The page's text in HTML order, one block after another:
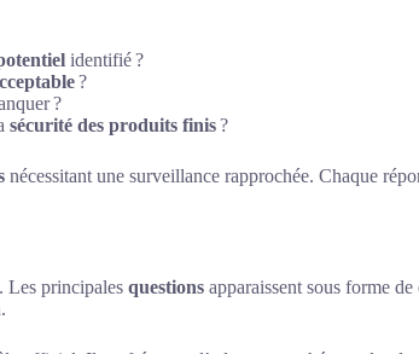
identifié ?
?
?
sécurité des produits finis?
nécessitant une surveillance rapprochée. Chaque
Les principales questions apparaissent sous forme